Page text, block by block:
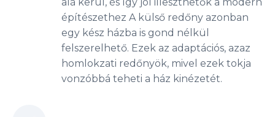
építészethez A külső redőny azonban
egy kész házba is gond nélkül
felszerelhető. Ezek az adaptációs, azaz
homlokzati redőnyök, mivel ezek tokja
vonzóbbá teheti a ház kinézetét.